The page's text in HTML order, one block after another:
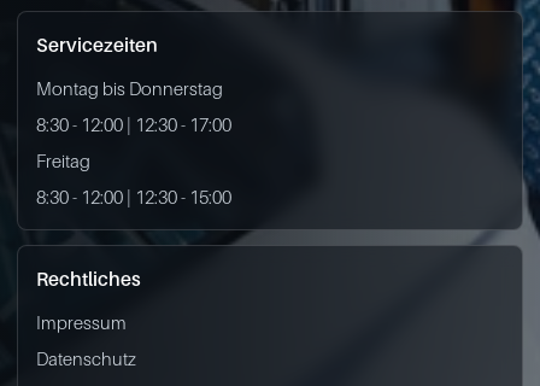
Servicezeiten
Montag bis Donnerstag
8:30 - 12:00 | 12:30 - 17:00
Freitag
8:30 - 12:00 | 12:30 - 15:00
Rechtliches
Impressum
Datenschutz